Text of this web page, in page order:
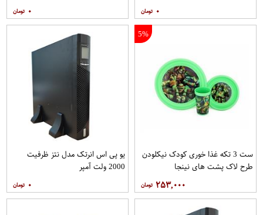
۰ ۰
5%
ست 3 تکه غذا خوری کودک نیکلودن
طرح لاک پشت های نینجا
۲۵۳,۰۰۰
یو پی اس انرتک مدل نتز ظرفیت
2000 ولت آمپر
۰